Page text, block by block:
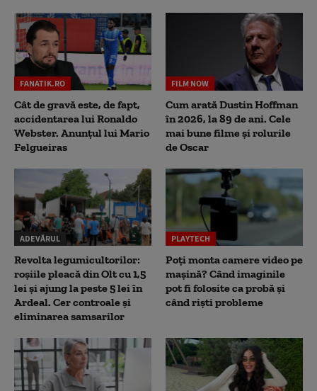
FANATIK.RO
Cât de gravă este, de fapt,
accidentarea lui Ronaldo
Webster. Anunțul lui Mario
Felgueiras
FILM NOW
Cum arată Dustin Hoffman
în 2026, la 89 de ani. Cele
mai bune filme și rolurile
de Oscar
ADEVĂRUL
Revolta legumicultorilor:
roșiile pleacă din Olt cu 1,5
lei și ajung la peste 5 lei în
Ardeal. Cer controale și
eliminarea samsarilor
PLAYTECH
Poți monta camere video pe
mașină? Când imaginile
pot fi folosite ca probă și
când riști probleme